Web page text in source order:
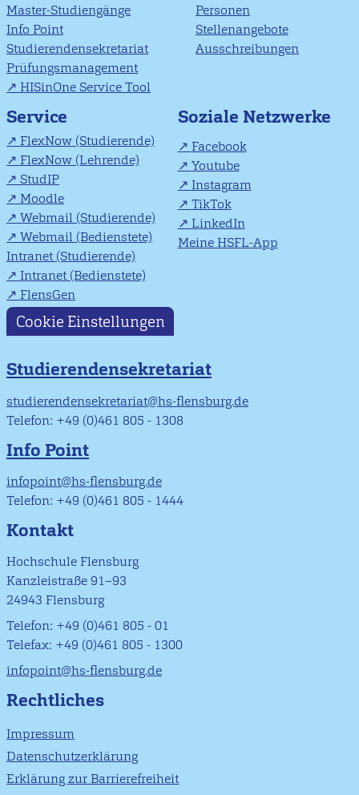
Master-Studiengänge
Info Point
Studierendensekretariat
Prüfungsmanagement
HISinOne Service Tool
Personen
Stellenangebote
Ausschreibungen
Service
FlexNow (Studierende)
FlexNow (Lehrende)
StudIP
Moodle
Webmail (Studierende)
Webmail (Bedienstete)
Intranet (Studierende)
Intranet (Bedienstete)
FlensGen
Soziale Netzwerke
Facebook
Youtube
Instagram
TikTok
LinkedIn
Meine HSFL-App
Cookie Einstellungen
Studierendensekretariat
studierendensekretariat@hs-flensburg.de
Telefon: +49 (0)461 805 - 1308
Info Point
infopoint@hs-flensburg.de
Telefon: +49 (0)461 805 - 1444
Kontakt
Hochschule Flensburg
Kanzleistraße 91–93
24943 Flensburg
Telefon: +49 (0)461 805 - 01
Telefax: +49 (0)461 805 - 1300
infopoint@hs-flensburg.de
Rechtliches
Impressum
Datenschutzerklärung
Erklärung zur Barrierefreiheit